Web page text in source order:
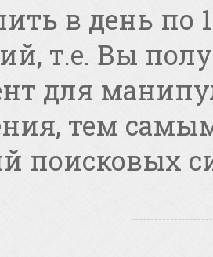
в день по
т.е. Вы
для
тем
поисковых